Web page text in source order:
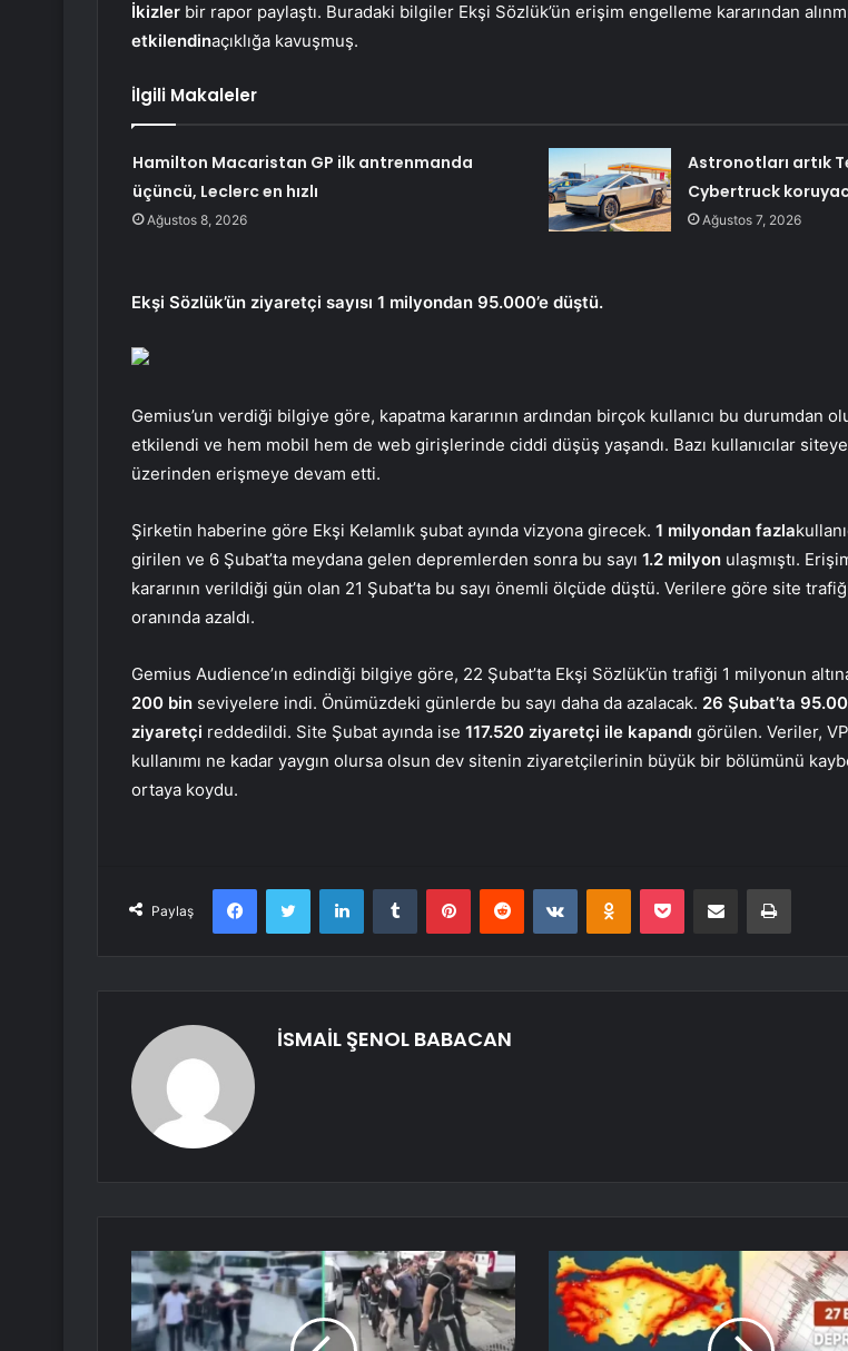
İkizler bir rapor paylaştı. Buradaki bilgiler Ekşi Sözlük’ün erişim engelleme kararından
etkilendinaçıklığa kavuşmuş.
İlgili Makaleler
Hamilton Macaristan GP ilk antrenmanda
üçüncü, Leclerc en hızlı
Ağustos 8, 2026
Astronotları artık
Cybertruck
Ağustos 7, 2026
Ekşi Sözlük’ün ziyaretçi sayısı 1 milyondan 95.000’e düştü.
Gemius’un verdiği bilgiye göre, kapatma kararının ardından birçok kullanıcı bu durumdan
etkilendi ve hem mobil hem de web girişlerinde ciddi düşüş yaşandı. Bazı kullanıcılar
üzerinden erişmeye devam etti.
Şirketin haberine göre Ekşi Kelamlık şubat ayında vizyona girecek. 1 milyondan fazla
girilen ve 6 Şubat’ta meydana gelen depremlerden sonra bu sayı 1.2 milyon ulaşmıştı.
kararının verildiği gün olan 21 Şubat’ta bu sayı önemli ölçüde düştü. Verilere göre site
oranında azaldı.
Gemius Audience’ın edindiği bilgiye göre, 22 Şubat’ta Ekşi Sözlük’ün trafiği 1 milyonun
200 bin seviyelere indi. Önümüzdeki günlerde bu sayı daha da azalacak. 26 Şubat’ta
ziyaretçi reddedildi. Site Şubat ayında ise 117.520 ziyaretçi ile kapandı görülen. Veriler,
kullanımı ne kadar yaygın olursa olsun dev sitenin ziyaretçilerinin büyük bir bölümünü
ortaya koydu.
Paylaş
FacebookTwitter LinkedInTumblr PinterestReddit VKontakteOdnoklassniki
Pocket E-Posta ile paylaş Yazdır
İSMAİL ŞENOL BABACAN